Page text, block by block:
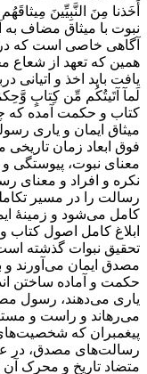
أَخَذنا مِنَ النَّبِيِّينَ
نبوت با ميثاق مضاف
آگاهى ‌خاصى است كه
همين كه تعهد از شعاع
يافت بايد اخذ و اتيانى
لَمآ آتَيتُكُم مِّن كِتابٍ
كتاب و حكمت آمده كه
ميثاق ايمان و يارى
فوق ابعاد زمان
معناى نبوت، پيوستگى
نكره و افراد و
رسالت را در مسير
كامل مى‌شود و زمينۀ
ابلاغ كامل اصول
تحقيق نبوات گذشته
مصدق ايمان مى‌آورند و
حكمت و آماده ساختن
يارى مى‌دهند، رسول
مى‌رهاند و راست و
پيغمبران كه
رسالت‌هاى ‌مصدق، در
متضاد تاريخ و محرک